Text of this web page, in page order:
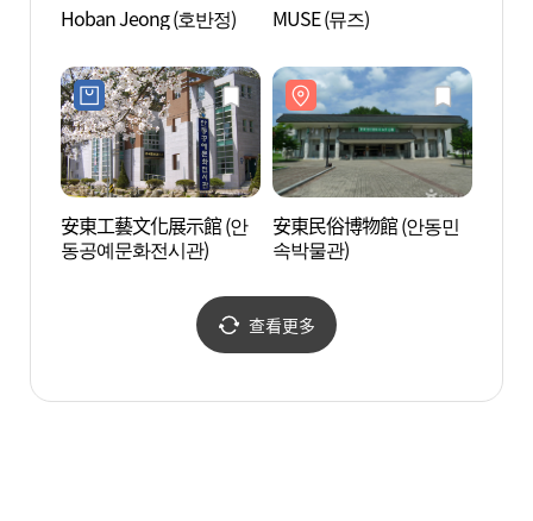
Hoban Jeong (호반정) MUSE (뮤즈)
安東工藝文化展示館 (안
동공예문화전시관)
安東民俗博物館 (안동민
속박물관)
查看更多